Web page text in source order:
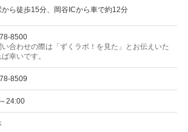
から徒歩15分、岡谷ICから車で約12分
8500
合わせの際は「ずくラボ！を見た」とお伝えいた
幸いです。
8509
24:00